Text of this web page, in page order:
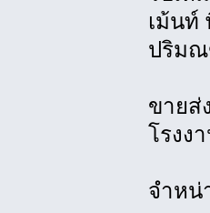
เม้นท์
ปริม
ขายส่
โรงง
จำหน่